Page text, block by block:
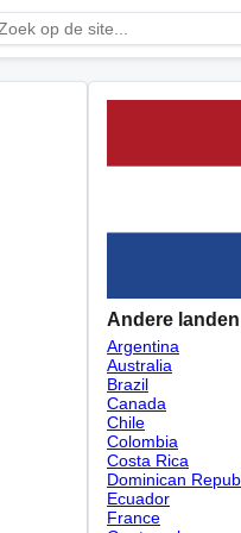
Andere landen
Argentina
Australia
Brazil
Canada
Chile
Colombia
Costa Rica
Dominican
Ecuador
France